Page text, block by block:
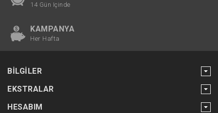
14 Gün Içinde
KAMPANYA
Her Hafta
BILGILER
EKSTRALAR
HESABIM